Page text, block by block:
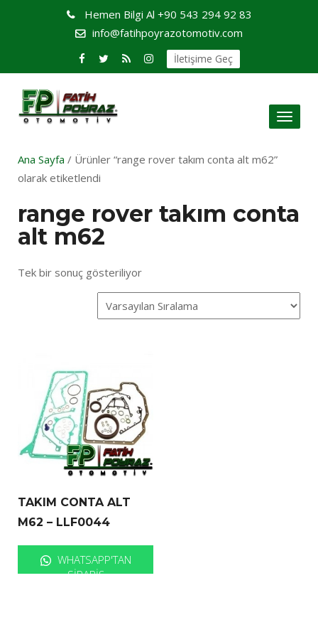
Hemen Bilgi Al +90 543 294 92 83
info@fatihpoyrazotomotiv.com
İletişime Geç
Toggle
Ana Sayfa / Ürünler “range rover takım conta alt m62”
olarak etiketlendi
range rover takım conta
alt m62
Tek bir sonuç gösteriliyor
TAKIM CONTA ALT
M62 – LLF0044
WHATSAPP'TAN
SIPARIŞ